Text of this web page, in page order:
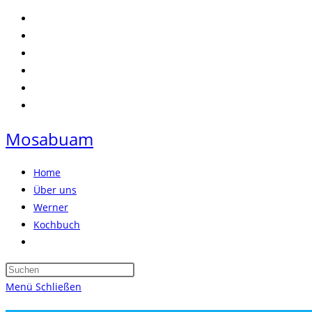
Zum
Inhalt
springen
Mosabuam
Home
Über uns
Werner
Kochbuch
umschalten
Press
Menü Schließen